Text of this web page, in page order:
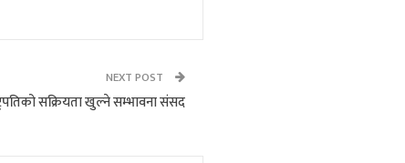
NEXT POST
सक्रियता खुल्ने सम्भावना संसद